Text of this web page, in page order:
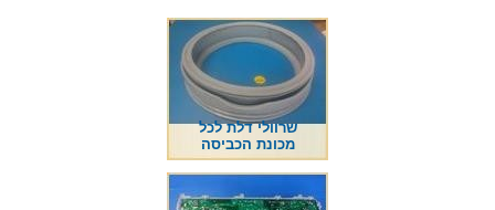
שרוולי דלת לכל
מכונת הכביסה